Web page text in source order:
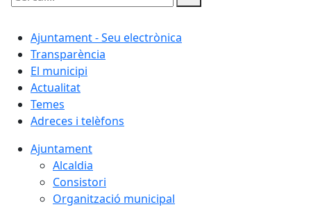
Cercar:
Ajuntament - Seu electrònica
Transparència
El municipi
Actualitat
Temes
Adreces i telèfons
Ajuntament
Alcaldia
Consistori
Organització municipal